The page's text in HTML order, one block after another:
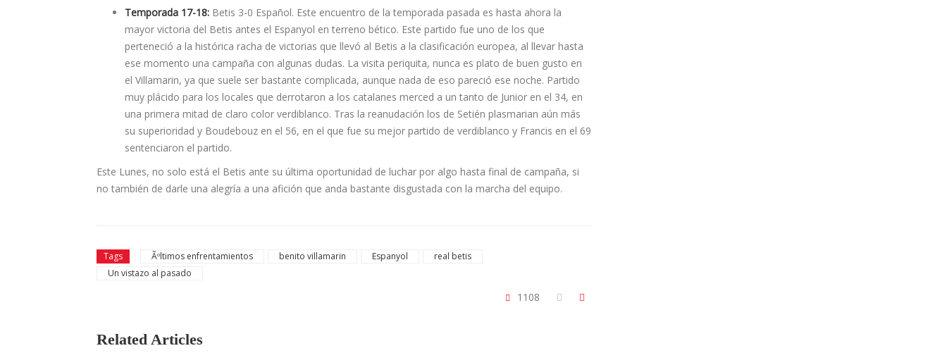
Temporada 17-18: Betis 3-0 Español. Este encuentro de la temporada pasada es hasta ahora la
mayor victoria del Betis antes el Espanyol en terreno bético. Este partido fue uno de los que
perteneció a la histórica racha de victorias que llevó al Betis a la clasificación europea, al llevar hasta
ese momento una campaña con algunas dudas. La visita periquita, nunca es plato de buen gusto en
el Villamarin, ya que suele ser bastante complicada, aunque nada de eso pareció ese noche. Partido
muy plácido para los locales que derrotaron a los catalanes merced a un tanto de Junior en el 34, en
una primera mitad de claro color verdiblanco. Tras la reanudación los de Setién plasmarian aún más
su superioridad y Boudebouz en el 56, en el que fue su mejor partido de verdiblanco y Francis en el 69
sentenciaron el partido.
Este Lunes, no solo está el Betis ante su última oportunidad de luchar por algo hasta final de campaña, si
no también de darle una alegría a una afición que anda bastante disgustada con la marcha del equipo.
Tags Ãºltimos enfrentamientos benito villamarin Espanyol
real betis
Un vistazo al pasado
1108
Related Articles